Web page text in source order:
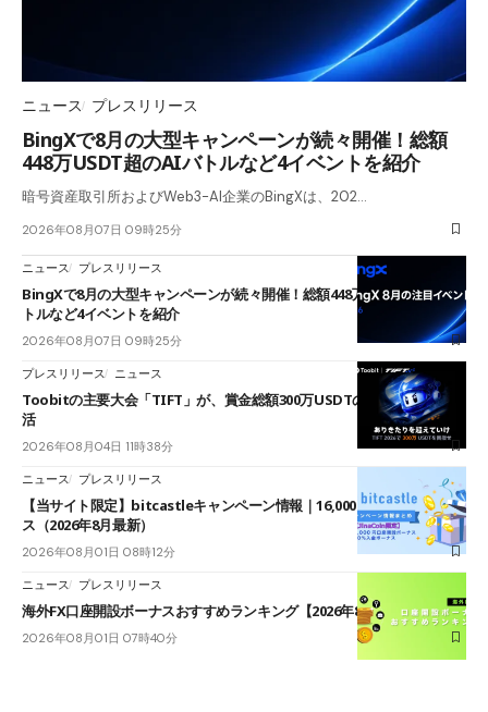
ニュース プレスリリース
BingXで8月の大型キャンペーンが続々開催！総額
448万USDT超のAIバトルなど4イベントを紹介
暗号資産取引所およびWeb3-AI企業のBingXは、202…
2026年08月07日 09時25分
ニュース プレスリリース
BingXで8月の大型キャンペーンが続々開催！総額448万USDT超のAIバ
トルなど4イベントを紹介
2026年08月07日 09時25分
プレスリリース ニュース
Toobitの主要大会「TIFT」が、賞金総額300万USDTのレースとして復
活
2026年08月04日 11時38分
ニュース プレスリリース
【当サイト限定】bitcastleキャンペーン情報｜16,000円口座開設ボーナ
ス（2026年8月最新）
2026年08月01日 08時12分
ニュース プレスリリース
海外FX口座開設ボーナスおすすめランキング【2026年8月最新】
2026年08月01日 07時40分